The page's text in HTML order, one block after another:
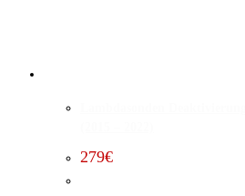
279€